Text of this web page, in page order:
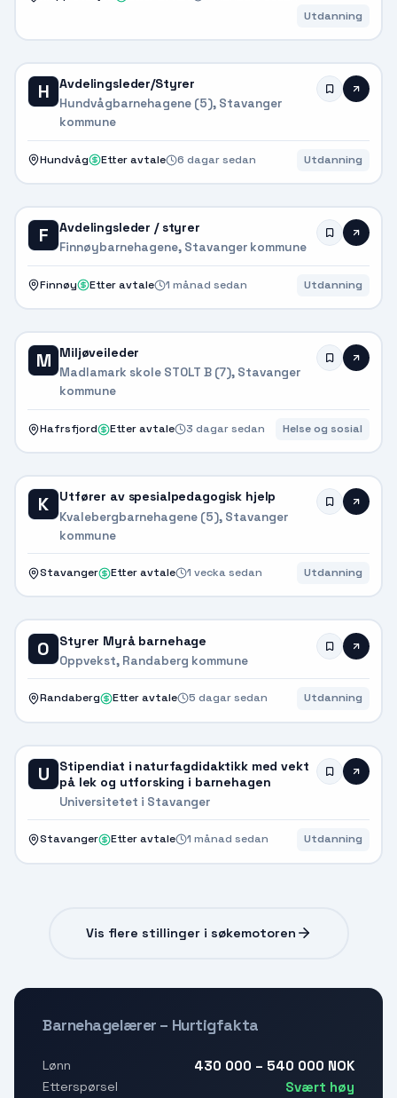
Utdanning
H Avdelingsleder/Styrer
Hundvågbarnehagene (5), Stavanger
kommune
Hundvåg Etter avtale 6 dagar sedan Utdanning
F Avdelingsleder / styrer
Finnøybarnehagene, Stavanger kommune
Finnøy Etter avtale 1 månad sedan Utdanning
M Miljøveileder
Madlamark skole STOLT B (7), Stavanger
kommune
Hafrsfjord Etter avtale 3 dagar sedan Helse og sosial
K Utfører av spesialpedagogisk hjelp
Kvalebergbarnehagene (5), Stavanger
kommune
Stavanger Etter avtale 1 vecka sedan Utdanning
O Styrer Myrå barnehage
Oppvekst, Randaberg kommune
Randaberg Etter avtale 5 dagar sedan Utdanning
U
Stipendiat i naturfagdidaktikk med vekt
på lek og utforsking i barnehagen
Universitetet i Stavanger
Stavanger Etter avtale 1 månad sedan Utdanning
Vis flere stillinger i søkemotoren
Barnehagelærer – Hurtigfakta
Lønn 430 000 – 540 000 NOK
Etterspørsel Svært høy